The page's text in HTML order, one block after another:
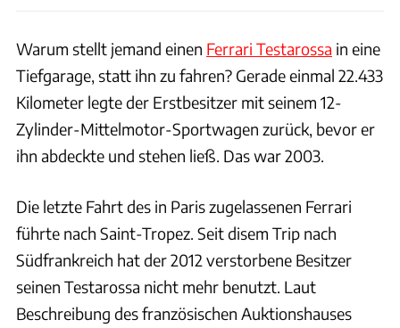
Warum stellt jemand einen Ferrari Testarossa in eine
Tiefgarage, statt ihn zu fahren? Gerade einmal 22.433
Kilometer legte der Erstbesitzer mit seinem 12-
Zylinder-Mittelmotor-Sportwagen zurück, bevor er
ihn abdeckte und stehen ließ. Das war 2003.
Die letzte Fahrt des in Paris zugelassenen Ferrari
führte nach Saint-Tropez. Seit disem Trip nach
Südfrankreich hat der 2012 verstorbene Besitzer
seinen Testarossa nicht mehr benutzt. Laut
Beschreibung des französischen Auktionshauses